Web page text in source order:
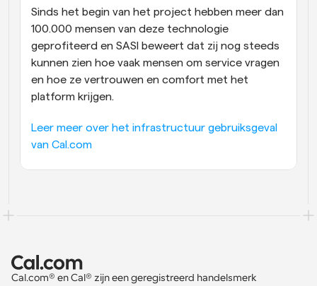
Sinds het begin van het project hebben meer dan
100.000 mensen van deze technologie
geprofiteerd en SASI beweert dat zij nog steeds
kunnen zien hoe vaak mensen om service vragen
en hoe ze vertrouwen en comfort met het
platform krijgen.
Leer meer over het infrastructuur gebruiksgeval
van Cal.com
Cal.com® en Cal® zijn een geregistreerd handelsmerk